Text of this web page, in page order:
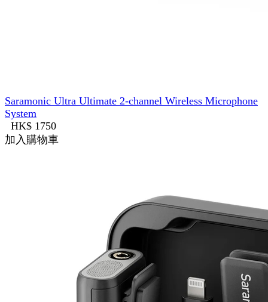
Saramonic Ultra Ultimate 2-channel Wireless Microphone
System
HK$ 1750
加入購物車